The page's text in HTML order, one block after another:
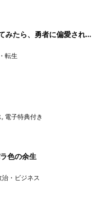
みたら、勇者に偏愛されて
転生
, 電子特典付き
色の余生
治・ビジネス